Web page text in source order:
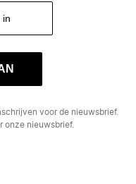
voor de nieuwsbrief.
onze nieuwsbrief.